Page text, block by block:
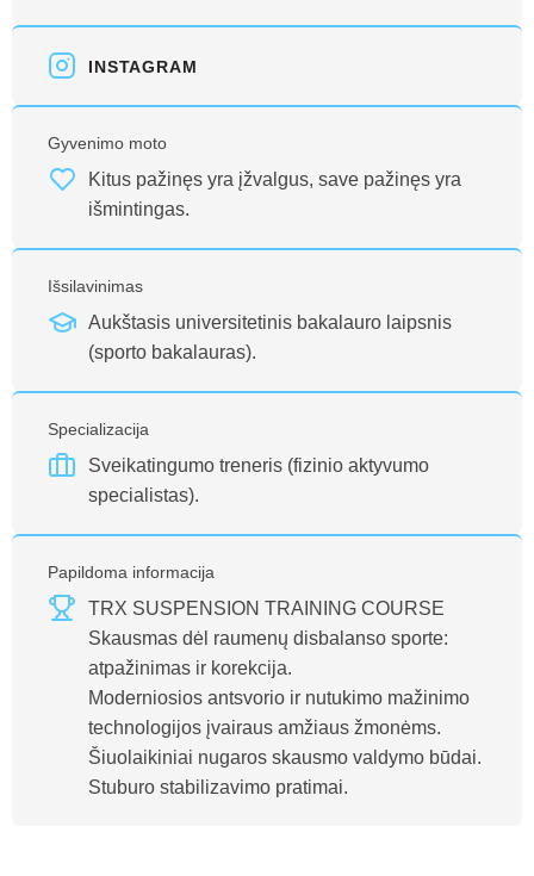
INSTAGRAM
Gyvenimo moto
Kitus pažinęs yra įžvalgus, save pažinęs yra
išmintingas.
Išsilavinimas
Aukštasis universitetinis bakalauro laipsnis
(sporto bakalauras).
Specializacija
Sveikatingumo treneris (fizinio aktyvumo
specialistas).
Papildoma informacija
TRX SUSPENSION TRAINING COURSE
Skausmas dėl raumenų disbalanso sporte:
atpažinimas ir korekcija.
Moderniosios antsvorio ir nutukimo mažinimo
technologijos įvairaus amžiaus žmonėms.
Šiuolaikiniai nugaros skausmo valdymo būdai.
Stuburo stabilizavimo pratimai.